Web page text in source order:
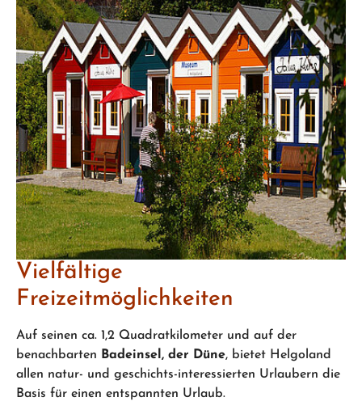
Vielfältige
Freizeitmöglichkeiten
Auf seinen ca. 1,2 Quadratkilometer und auf der
benachbarten Badeinsel, der Düne, bietet Helgoland
allen natur- und geschichts-interessierten Urlaubern die
Basis für einen entspannten Urlaub.